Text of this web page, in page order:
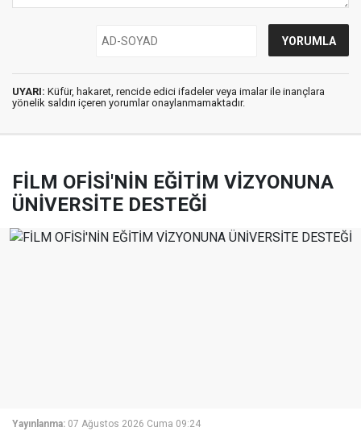
UYARI: Küfür, hakaret, rencide edici ifadeler veya imalar ile inançlara
yönelik saldırı içeren yorumlar onaylanmamaktadır.
FİLM OFİSİ'NİN EĞİTİM VİZYONUNA
ÜNİVERSİTE DESTEĞİ
Yayınlanma: 07 Ağustos 2026 Cuma 09:24